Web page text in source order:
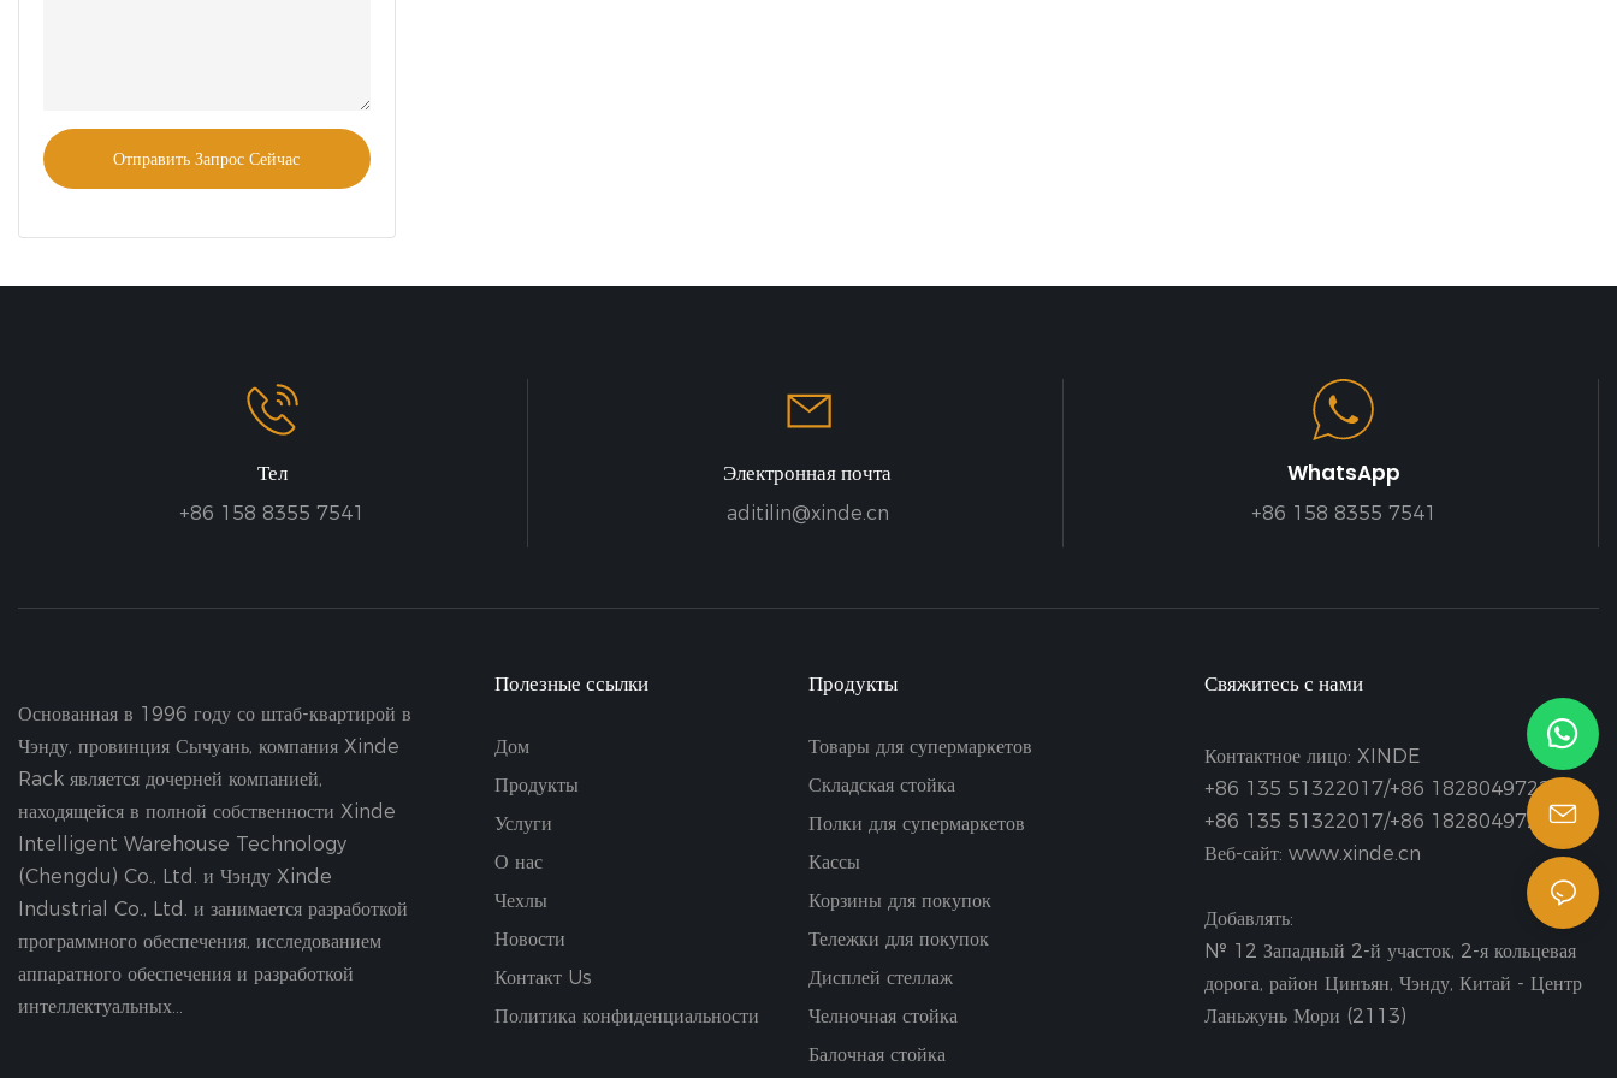
Отправить Запрос Сейчас
Тел
+86 158 8355 7541
Электронная почта
aditilin@xinde.cn
WhatsApp
+86 158 8355 7541
Основанная в 1996 году со штаб-квартирой в
Чэнду, провинция Сычуань, компания Xinde
Rack является дочерней компанией,
находящейся в полной собственности Xinde
Intelligent Warehouse Technology
(Chengdu) Co., Ltd. и Чэнду Xinde
Industrial Co., Ltd. и занимается разработкой
программного обеспечения, исследованием
аппаратного обеспечения и разработкой
интеллектуальных...
Полезные ссылки
Дом
Продукты
Услуги
О нас
Чехлы
Новости
Контакт Us
Политика конфиденциальности
Продукты
Товары для супермаркетов
Складская стойка
Полки для супермаркетов
Кассы
Корзины для покупок
Тележки для покупок
Дисплей стеллаж
Челночная стойка
Балочная стойка
Свяжитесь с нами
Контактное лицо: XINDE
+86 135 51322017/+86 18280497223
+86 135 51322017/+86 18280497223
Веб-сайт: www.xinde.cn
Добавлять:
№ 12 Западный 2-й участок, 2-я кольцевая
дорога, район Цинъян, Чэнду, Китай - Центр
Ланьжунь Мори (2113)